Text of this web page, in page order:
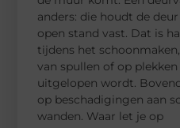
anders: die houdt de
open stand vast. Dat is
tijdens het
van spullen of op
uitgelopen wordt.
op beschadigingen aan
wanden. Waar let je op